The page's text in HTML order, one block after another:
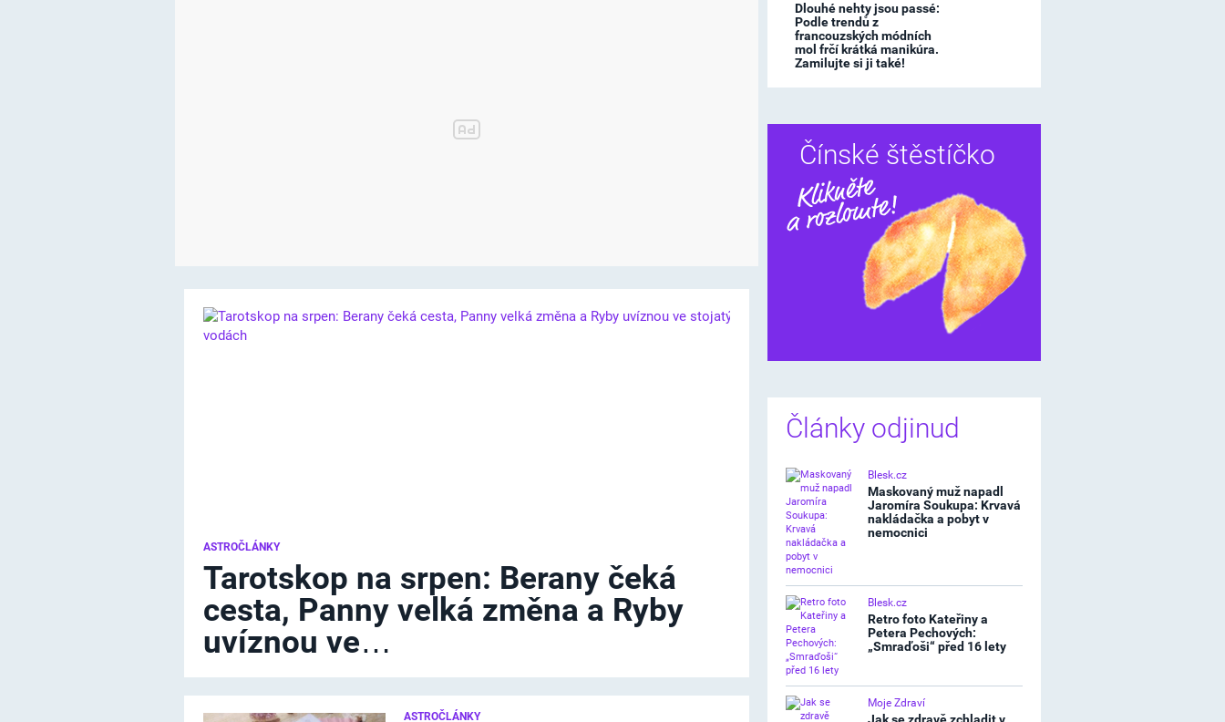
ASTROČLÁNKY
Tarotskop na srpen: Berany čeká
cesta, Panny velká změna a Ryby
uvíznou ve…
ASTROČLÁNKY
Dlouhé nehty jsou passé:
Podle trendů z
francouzských módních
mol frčí krátká manikúra.
Zamilujte si ji také!
Čínské štěstíčko
Sdílet
Články odjinud
Blesk.cz
Maskovaný muž napadl
Jaromíra Soukupa: Krvavá
nakládačka a pobyt v
nemocnici
Blesk.cz
Retro foto Kateřiny a
Petera Pechových:
„Smraďoši“ před 16 lety
Moje Zdraví